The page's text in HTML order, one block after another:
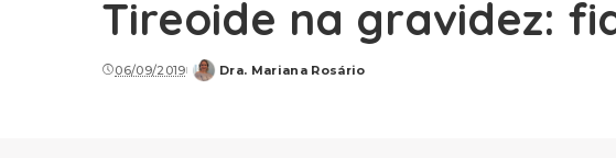
Tireoide na gravidez:
06/09/2019
Posted
Dra. Mariana Rosário